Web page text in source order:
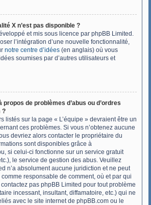
X n’est pas disponible ?
et mis sous licence par phpBB Limited.
l’intégration d’une nouvelle fonctionnalité,
notre centre d’idées (en anglais) où vous
soumises par d’autres utilisateurs et
de problèmes d’abus ou d’ordres
?
listés sur la page « L’équipe » devraient être un
ces problèmes. Si vous n’obtenez aucune
devriez alors contacter le propriétaire du
sont disponibles grâce à
si celui-ci fonctionne sur un service gratuit
le service de gestion des abus. Veuillez
n’a absolument aucune juridiction et ne peut
responsable de comment, où et par qui
pas phpBB Limited pour tout problème
incessant, insultant, diffamatoire, etc.) qui ne
avec le site internet de phpBB.com ou le